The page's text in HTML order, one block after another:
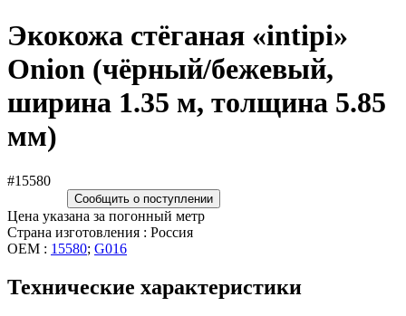
Экокожа стёганая «intipi»
Onion (чёрный/бежевый,
ширина 1.35 м, толщина 5.85
мм)
#15580
Сообщить о поступлении
Цена указана за погонный метр
Страна изготовления : Россия
OEM : 15580; G016
Технические характеристики